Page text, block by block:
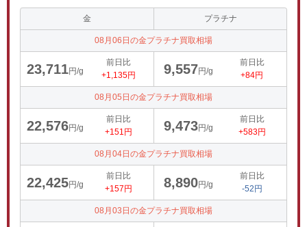
金 プラチナ
08月06日の金プラチナ買取相場
23,711円/g
前日比
+1,135円
9,557円/g
前日比
+84円
08月05日の金プラチナ買取相場
22,576円/g
前日比
+151円
9,473円/g
前日比
+583円
08月04日の金プラチナ買取相場
22,425円/g
前日比
+157円
8,890円/g
前日比
-52円
08月03日の金プラチナ買取相場